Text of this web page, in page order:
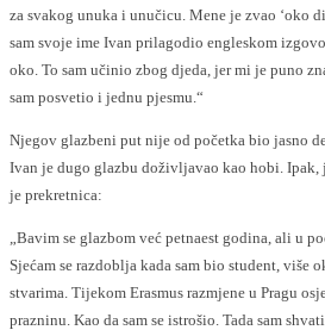
za svakog unuka i unučicu. Mene je zvao ‘oko
sam svoje ime Ivan prilagodio engleskom
oko. To sam učinio zbog djeda, jer mi je puno
sam posvetio i jednu pjesmu.“
Njegov glazbeni put nije od početka bio jasno
Ivan je dugo glazbu doživljavao kao hobi. Ipak,
je prekretnica:
„Bavim se glazbom već petnaest godina, ali u
Sjećam se razdoblja kada sam bio student, više
stvarima. Tijekom Erasmus razmjene u Pragu
prazninu. Kao da sam se istrošio. Tada sam